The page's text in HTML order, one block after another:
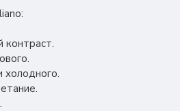
контраст.
холодного.